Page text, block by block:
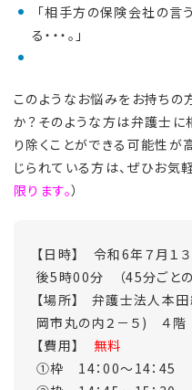
「相手方の保険会社の言
る・・・。」
このようなお悩みをお持ちの
か？そのような方は弁護士に
り除くことができる可能性が
じられている方は、ぜひお気
限ります。）
【日時】 令和6年７月１
後5時00分 （45分ごとの
【場所】 弁護士法人本
岡市丸の内２－５) ４階
【費用】 無料
①枠 14：00～14：45